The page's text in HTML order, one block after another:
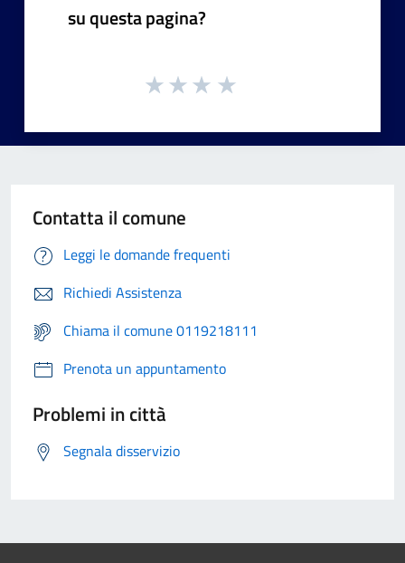
su questa pagina?
Contatta il comune
Leggi le domande frequenti
Richiedi Assistenza
Chiama il comune 0119218111
Prenota un appuntamento
Problemi in città
Segnala disservizio